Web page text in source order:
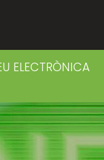
ELECTRÒNICA